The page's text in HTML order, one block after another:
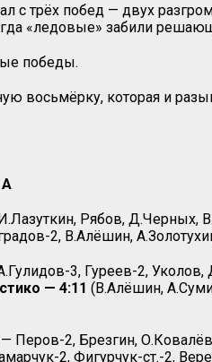
с трёх побед — двух
«ледовые» забили
победы.
которая и
Рябов, Д.Черных,
2, В.Алёшин,
3, Гуреев-2, Уколов,
— 4:11 (В.Алёшин,
2, Брезгин,
2, Фигурчук-ст.-2,